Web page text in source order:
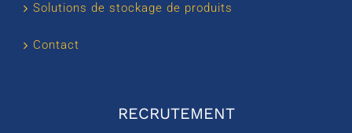
Solutions de stockage de produits
Contact
RECRUTEMENT